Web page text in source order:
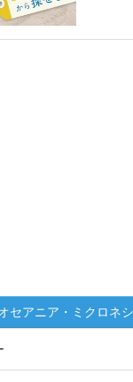
セアニア・ミクロネ